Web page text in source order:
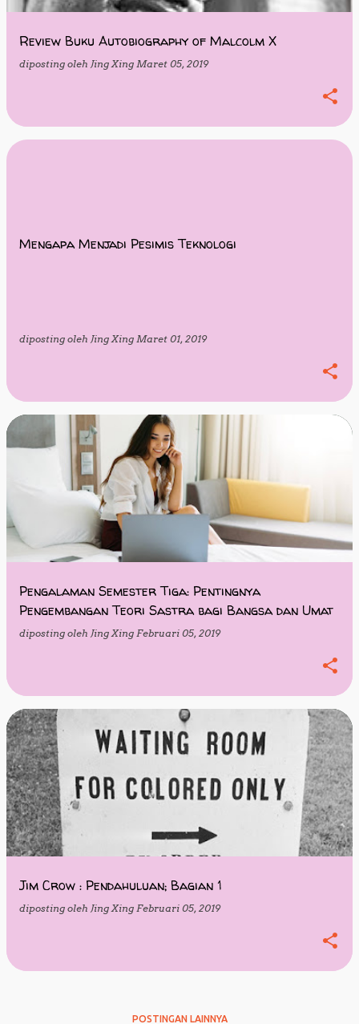
Review Buku Autobiography of Malcolm X
diposting oleh Jing Xing Maret 05, 2019
Mengapa Menjadi Pesimis Teknologi
diposting oleh Jing Xing Maret 01, 2019
Pengalaman Semester Tiga: Pentingnya
Pengembangan Teori Sastra bagi Bangsa dan Umat
diposting oleh Jing Xing Februari 05, 2019
Jim Crow : Pendahuluan; Bagian 1
diposting oleh Jing Xing Februari 05, 2019
POSTINGAN LAINNYA